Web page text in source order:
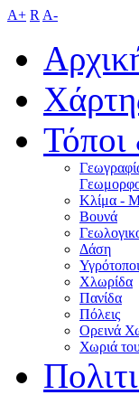
A+ R A-
Τόποι
Κλίμα -
Βουνά
Δάση
Χλωρίδα
Πανίδα
Πόλεις
Ορεινά
Χωριά